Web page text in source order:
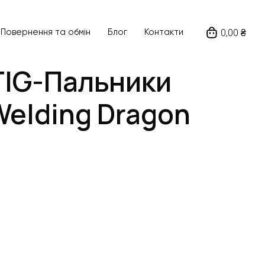
Повернення та обмін Блог Контакти 0,00 ₴
Пальники
Dragon